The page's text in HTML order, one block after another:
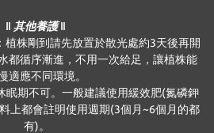
‖ 其他養護 ‖
株剛到請先放置於散光處約3天後再開
都循序漸進，不用一次給足，讓植株能
適應不同環境。
期不可。一般建議使用緩效肥(氮磷鉀
上都會註明使用週期(3個月~6個月的都
有)。